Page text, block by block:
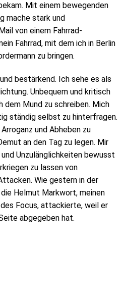
Mit einem bewegenden
mache stark und
von einem Fahrrad-
Fahrrad, mit dem ich in Berlin
zu bringen.
bestärkend. Ich sehe es als
Unbequem und kritisch
dem Mund zu schreiben. Mich
ständig selbst zu hinterfragen.
und Abheben zu
an den Tag zu legen. Mir
Unzulänglichkeiten bewusst
zu lassen von
Wie gestern in der
Helmut Markwort, meinen
Focus, attackierte, weil er
abgegeben hat.